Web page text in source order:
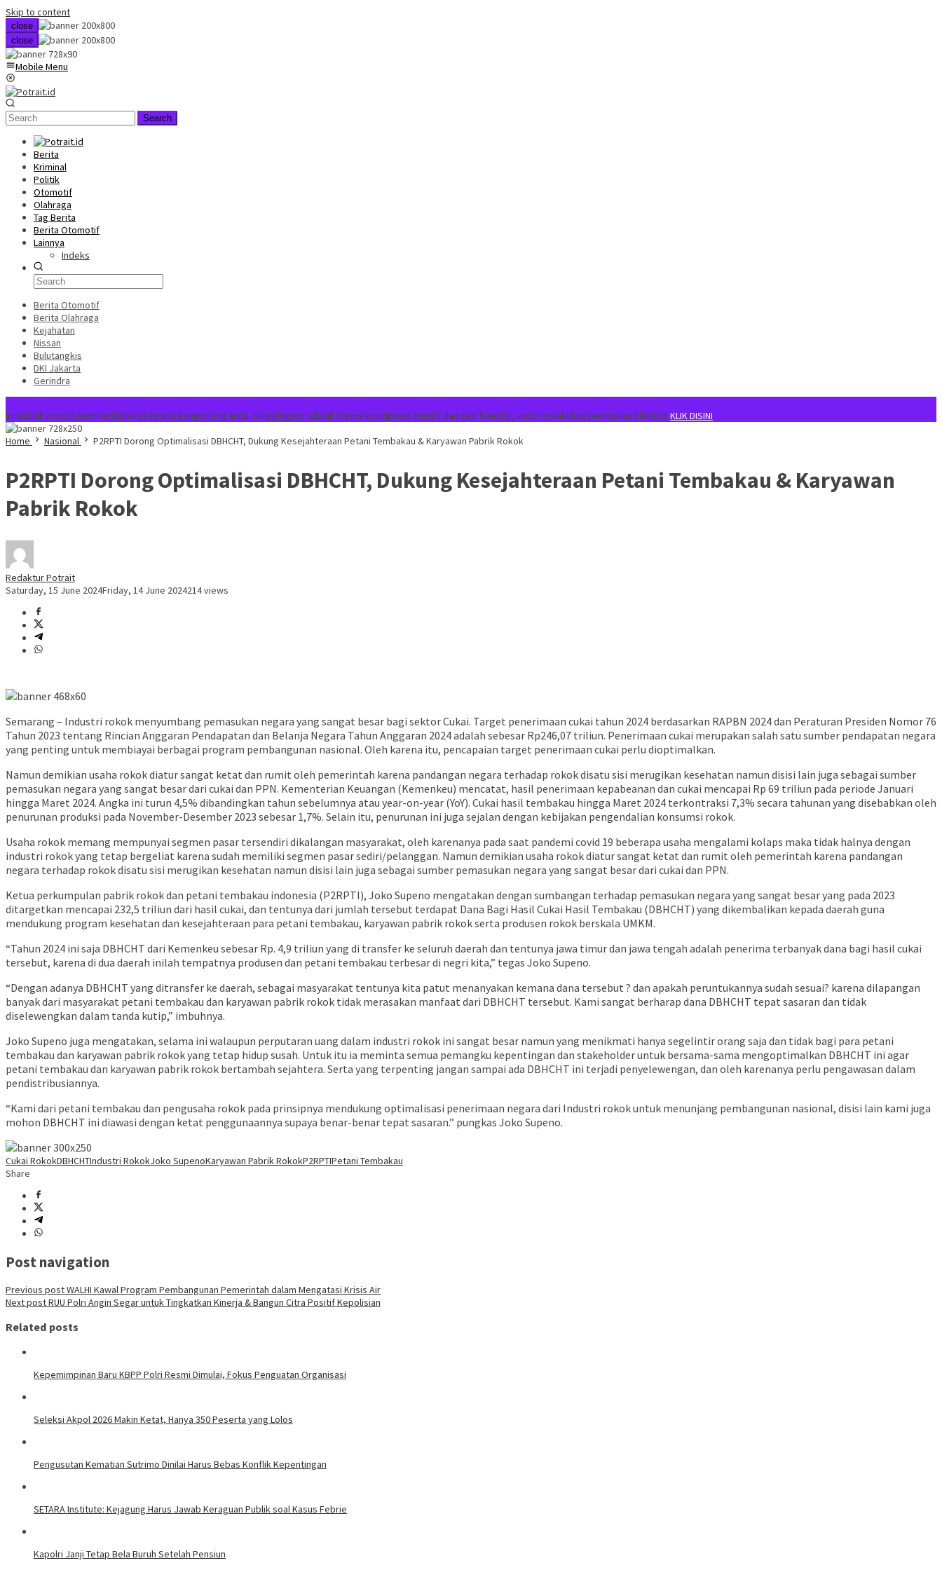
Skip to content
close
close
Mobile Menu
Search
Berita
Kriminal
Politik
Otomotif
Olahraga
Tag Berita
Berita Otomotif
Lainnya
Indeks
Berita Otomotif
Berita Olahraga
Kejahatan
Nissan
Bulutangkis
DKI Jakarta
Gerindra
Ini adalah contoh pemberitahuan kepada pengunjung anda. Bloggingpro adalah theme wordpress bersih dan seo friendly, untuk melakukan pembelian silahkan KLIK DISINI.
Home
Nasional P2RPTI Dorong Optimalisasi DBHCHT, Dukung Kesejahteraan Petani Tembakau & Karyawan Pabrik Rokok
P2RPTI Dorong Optimalisasi DBHCHT, Dukung Kesejahteraan Petani Tembakau & Karyawan
Pabrik Rokok
Redaktur Potrait
Saturday, 15 June 2024Friday, 14 June 2024214 views
Semarang – Industri rokok menyumbang pemasukan negara yang sangat besar bagi sektor Cukai. Target penerimaan cukai tahun 2024 berdasarkan RAPBN 2024 dan Peraturan Presiden Nomor 76
Tahun 2023 tentang Rincian Anggaran Pendapatan dan Belanja Negara Tahun Anggaran 2024 adalah sebesar Rp246,07 triliun. Penerimaan cukai merupakan salah satu sumber pendapatan negara
yang penting untuk membiayai berbagai program pembangunan nasional. Oleh karena itu, pencapaian target penerimaan cukai perlu dioptimalkan.
Namun demikian usaha rokok diatur sangat ketat dan rumit oleh pemerintah karena pandangan negara terhadap rokok disatu sisi merugikan kesehatan namun disisi lain juga sebagai sumber
pemasukan negara yang sangat besar dari cukai dan PPN. Kementerian Keuangan (Kemenkeu) mencatat, hasil penerimaan kepabeanan dan cukai mencapai Rp 69 triliun pada periode Januari
hingga Maret 2024. Angka ini turun 4,5% dibandingkan tahun sebelumnya atau year-on-year (YoY). Cukai hasil tembakau hingga Maret 2024 terkontraksi 7,3% secara tahunan yang disebabkan oleh
penurunan produksi pada November-Desember 2023 sebesar 1,7%. Selain itu, penurunan ini juga sejalan dengan kebijakan pengendalian konsumsi rokok.
Usaha rokok memang mempunyai segmen pasar tersendiri dikalangan masyarakat, oleh karenanya pada saat pandemi covid 19 beberapa usaha mengalami kolaps maka tidak halnya dengan
industri rokok yang tetap bergeliat karena sudah memiliki segmen pasar sediri/pelanggan. Namun demikian usaha rokok diatur sangat ketat dan rumit oleh pemerintah karena pandangan
negara terhadap rokok disatu sisi merugikan kesehatan namun disisi lain juga sebagai sumber pemasukan negara yang sangat besar dari cukai dan PPN.
Ketua perkumpulan pabrik rokok dan petani tembakau indonesia (P2RPTI), Joko Supeno mengatakan dengan sumbangan terhadap pemasukan negara yang sangat besar yang pada 2023
ditargetkan mencapai 232,5 triliun dari hasil cukai, dan tentunya dari jumlah tersebut terdapat Dana Bagi Hasil Cukai Hasil Tembakau (DBHCHT) yang dikembalikan kepada daerah guna
mendukung program kesehatan dan kesejahteraan para petani tembakau, karyawan pabrik rokok serta produsen rokok berskala UMKM.
“Tahun 2024 ini saja DBHCHT dari Kemenkeu sebesar Rp. 4,9 triliun yang di transfer ke seluruh daerah dan tentunya jawa timur dan jawa tengah adalah penerima terbanyak dana bagi hasil cukai
tersebut, karena di dua daerah inilah tempatnya produsen dan petani tembakau terbesar di negri kita,” tegas Joko Supeno.
“Dengan adanya DBHCHT yang ditransfer ke daerah, sebagai masyarakat tentunya kita patut menanyakan kemana dana tersebut ? dan apakah peruntukannya sudah sesuai? karena dilapangan
banyak dari masyarakat petani tembakau dan karyawan pabrik rokok tidak merasakan manfaat dari DBHCHT tersebut. Kami sangat berharap dana DBHCHT tepat sasaran dan tidak
diselewengkan dalam tanda kutip,” imbuhnya.
Joko Supeno juga mengatakan, selama ini walaupun perputaran uang dalam industri rokok ini sangat besar namun yang menikmati hanya segelintir orang saja dan tidak bagi para petani
tembakau dan karyawan pabrik rokok yang tetap hidup susah. Untuk itu ia meminta semua pemangku kepentingan dan stakeholder untuk bersama-sama mengoptimalkan DBHCHT ini agar
petani tembakau dan karyawan pabrik rokok bertambah sejahtera. Serta yang terpenting jangan sampai ada DBHCHT ini terjadi penyelewengan, dan oleh karenanya perlu pengawasan dalam
pendistribusiannya.
“Kami dari petani tembakau dan pengusaha rokok pada prinsipnya mendukung optimalisasi penerimaan negara dari Industri rokok untuk menunjang pembangunan nasional, disisi lain kami juga
mohon DBHCHT ini diawasi dengan ketat penggunaannya supaya benar-benar tepat sasaran.” pungkas Joko Supeno.
Cukai RokokDBHCHTIndustri RokokJoko SupenoKaryawan Pabrik RokokP2RPTIPetani Tembakau
Share
Post navigation
Previous postWALHI Kawal Program Pembangunan Pemerintah dalam Mengatasi Krisis Air
Next postRUU Polri Angin Segar untuk Tingkatkan Kinerja & Bangun Citra Positif Kepolisian
Related posts
Kepemimpinan Baru KBPP Polri Resmi Dimulai, Fokus Penguatan Organisasi
Seleksi Akpol 2026 Makin Ketat, Hanya 350 Peserta yang Lolos
Pengusutan Kematian Sutrimo Dinilai Harus Bebas Konflik Kepentingan
SETARA Institute: Kejagung Harus Jawab Keraguan Publik soal Kasus Febrie
Kapolri Janji Tetap Bela Buruh Setelah Pensiun